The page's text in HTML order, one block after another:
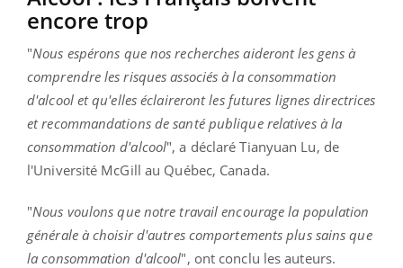
encore trop
"Nous espérons que nos recherches aideront les gens à
comprendre les risques associés à la consommation
d'alcool et qu'elles éclaireront les futures lignes directrices
et recommandations de santé publique relatives à la
consommation d'alcool", a déclaré Tianyuan Lu, de
l'Université McGill au Québec, Canada.
"Nous voulons que notre travail encourage la population
générale à choisir d'autres comportements plus sains que
la consommation d'alcool", ont conclu les auteurs.